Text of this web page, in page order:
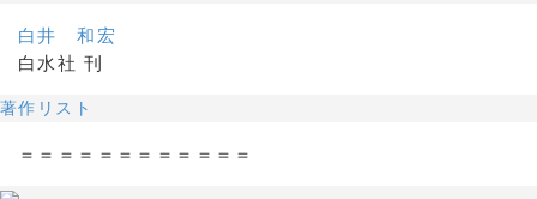
白井 和宏
白水社 刊
著作リスト
＝＝＝＝＝＝＝＝＝＝＝＝